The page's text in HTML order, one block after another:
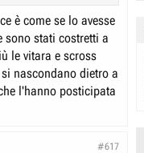
è come se lo avesse
sono stati costretti a
le vitara e scross
nascondano dietro a
l'hanno posticipata
#617